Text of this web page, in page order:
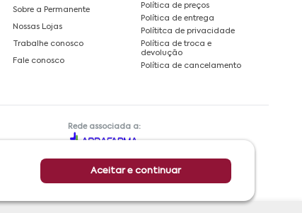
Aceitar e continuar
Sobre a Permanente
Nossas Lojas
Trabalhe conosco
Fale conosco
Política de preços
Política de entrega
Polítitca de privacidade
Política de troca e
devolução
Política de cancelamento
Rede associada a: